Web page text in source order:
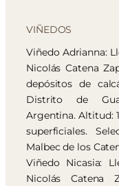
VIÑEDOS
Viñedo Adrianna:
Nicolás Catena
depósitos de
Distrito de
Argentina. Altitud:
superficiales.
Malbec de los
Viñedo Nicasia:
Nicolás Catena